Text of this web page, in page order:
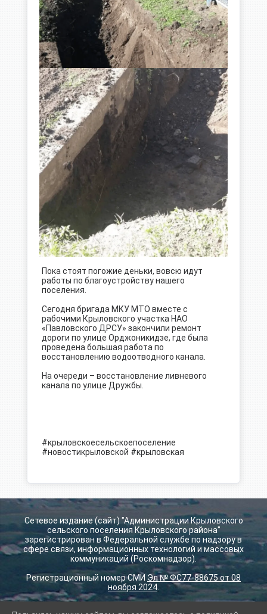
Пока стоят погожие деньки, вовсю идут
работы по благоустройству нашего
поселения.
Сегодня бригада МКУ МТО вместе с
рабочими Крыловского участка НАО
«Павловского ДРСУ» закончили ремонт
дороги по улице Орджоникидзе, где была
проведена большая работа по
восстановлению водоотводного канала.
На очереди – восстановление ливневого
канала по улице Дружбы.
#крыловскоесельскоепоселение
#новостикрыловской #крыловская
Сетевое издание (сайт) "Администрации Крыловского
сельского поселения Крыловского района"
зарегистрирован в Федеральной службе по надзору в
сфере связи, информационных технологий и массовых
коммуникаций (Роскомнадзор).
Регистрационный номер СМИ Эл № ФС77-88675 от 08
ноября 2024